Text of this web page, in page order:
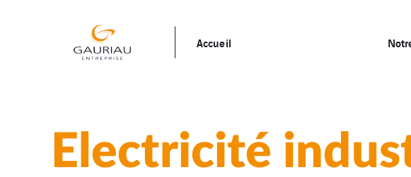
Accueil
Electricité